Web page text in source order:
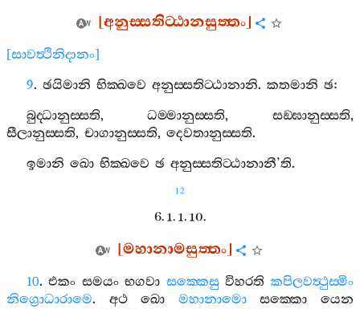
[අනුස‍්සතිට‍්ඨානසුත‍්තං]
[සාවත්‍ථිනිදානං]
9. ඡයිමානි භික‍්ඛවෙ අනුස‍්සතිට‍්ඨානානි. කතමානි ඡ:
බුද‍්ධානුස‍්සති,ධම‍්මානුස‍්සති, සඞ‍්ඝානුස‍්සති,
සීලානුස‍්සති, චාගානුස‍්සති, දෙවතානුස‍්සති.
ඉමානි ඛො භික‍්ඛවෙ ඡ අනුස‍්සතිට‍්ඨානානී’ති.
12
6. 1. 1. 10.
[මහානාමසුත‍්තං]
10.එකං සමයං භගවා සක‍්කෙසු විහරති කපිලවත්‍ථුස‍්මිං
නිග්‍රොධාරාමෙ. අථ ඛො මහානාමො සක‍්කො
යෙන